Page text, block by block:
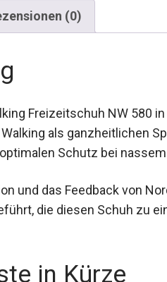
(0)
Freizeitschuh NW 580
als ganzheitlichen
Schutz bei nassem
und das Feedback von
Flexibilität geführt, die
deinen Walks machen.
in Kürze